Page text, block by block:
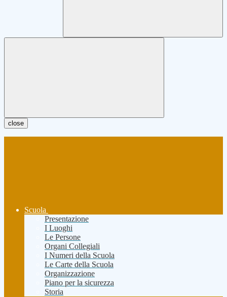
close
Scuola
Presentazione
I Luoghi
Le Persone
Organi Collegiali
I Numeri della Scuola
Le Carte della Scuola
Organizzazione
Piano per la sicurezza
Storia